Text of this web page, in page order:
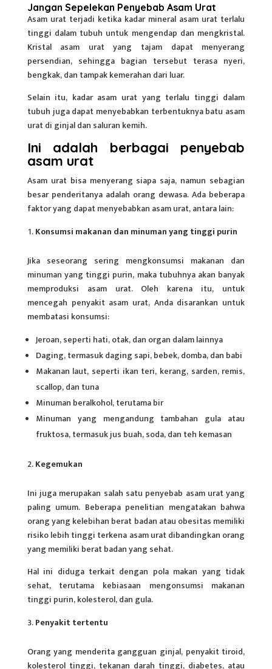
Jangan Sepelekan Penyebab Asam Urat
Asam urat terjadi ketika kadar mineral asam urat terlalu
tinggi dalam tubuh untuk mengendap dan mengkristal.
Kristal asam urat yang tajam dapat menyerang
persendian, sehingga bagian tersebut terasa nyeri,
bengkak, dan tampak kemerahan dari luar.
Selain itu, kadar asam urat yang terlalu tinggi dalam
tubuh juga dapat menyebabkan terbentuknya batu asam
urat di ginjal dan saluran kemih.
Ini adalah berbagai penyebab
asam urat
Asam urat bisa menyerang siapa saja, namun sebagian
besar penderitanya adalah orang dewasa. Ada beberapa
faktor yang dapat menyebabkan asam urat, antara lain:
Konsumsi makanan dan minuman yang tinggi purin
Jika seseorang sering mengkonsumsi makanan dan
minuman yang tinggi purin, maka tubuhnya akan banyak
memproduksi asam urat. Oleh karena itu, untuk
mencegah penyakit asam urat, Anda disarankan untuk
membatasi konsumsi:
Jeroan, seperti hati, otak, dan organ dalam lainnya
Daging, termasuk daging sapi, bebek, domba, dan babi
Makanan laut, seperti ikan teri, kerang, sarden, remis,
scallop, dan tuna
Minuman beralkohol, terutama bir
Minuman yang mengandung tambahan gula atau
fruktosa, termasuk jus buah, soda, dan teh kemasan
Kegemukan
Ini juga merupakan salah satu penyebab asam urat yang
paling umum. Beberapa penelitian mengatakan bahwa
orang yang kelebihan berat badan atau obesitas memiliki
risiko lebih tinggi terkena asam urat dibandingkan orang
yang memiliki berat badan yang sehat.
Hal ini diduga terkait dengan pola makan yang tidak
sehat, terutama kebiasaan mengonsumsi makanan
tinggi purin, kolesterol, dan gula.
Penyakit tertentu
Orang yang menderita gangguan ginjal, penyakit tiroid,
kolesterol tinggi, tekanan darah tinggi, diabetes, atau